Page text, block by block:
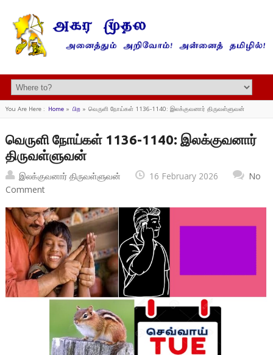
You Are Here : Home» பிற» வெருளி நோய்கள் 1136-1140: இலக்குவனார் திருவள்ளுவன்
வெருளி நோய்கள் 1136-1140: இலக்குவனார்
திருவள்ளுவன்
இலக்குவனார் திருவள்ளுவன் 16 February 2026
No
Comment